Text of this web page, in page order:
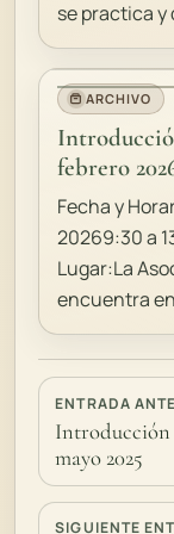
se practica y
ARCHIVO
febrero
Fecha y
20269:30 a
Lugar:La
encuentra
ENTRADA
Introducción
mayo 2025
SIGUIENTE